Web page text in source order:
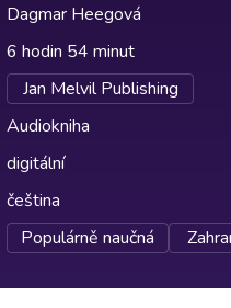
Dagmar Heegová
6 hodin 54 minut
Jan Melvil Publishing
Audiokniha
digitální
čeština
Populárně naučná